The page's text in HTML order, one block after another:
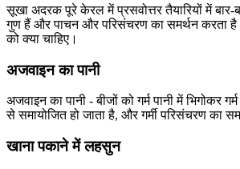
सूखा अदरक पूरे केरल में प्रसवोत्तर तैयारियों में
गुण हैं और पाचन और परिसंचरण का समर्थन करता
को क्या चाहिए।
अजवाइन का पानी
अजवाइन का पानी - बीजों को गर्म पानी में
से समायोजित हो जाता है, और गर्मी परिसंचरण का
खाना पकाने में लहसुन